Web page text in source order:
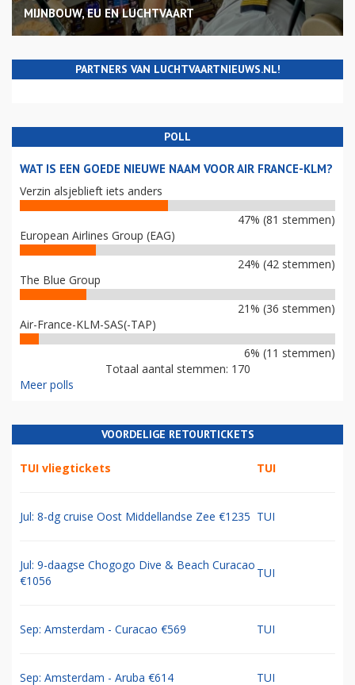
MIJNBOUW, EU EN LUCHTVAART
PARTNERS VAN LUCHTVAARTNIEUWS.NL!
POLL
WAT IS EEN GOEDE NIEUWE NAAM VOOR AIR FRANCE-KLM?
Verzin alsjeblieft iets anders
47% (81 stemmen)
European Airlines Group (EAG)
24% (42 stemmen)
The Blue Group
21% (36 stemmen)
Air-France-KLM-SAS(-TAP)
6% (11 stemmen)
Totaal aantal stemmen: 170
Meer polls
VOORDELIGE RETOURTICKETS
TUI vliegtickets TUI
Jul: 8-dg cruise Oost Middellandse Zee €1235 TUI
Jul: 9-daagse Chogogo Dive & Beach Curacao
€1056
TUI
Sep: Amsterdam - Curacao €569 TUI
Sep: Amsterdam - Aruba €614 TUI